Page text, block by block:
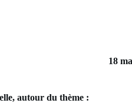
18
autour du thème :